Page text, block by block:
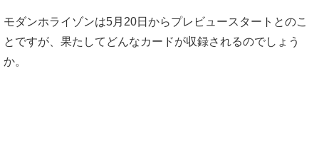
モダンホライゾンは5月20日からプレビュースタートとのこ
とですが、果たしてどんなカードが収録されるのでしょう
か。